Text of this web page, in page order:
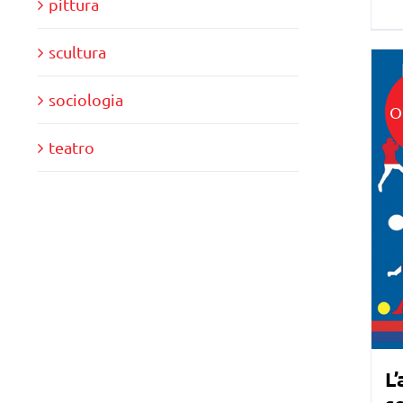
scultura
sociologia
teatro